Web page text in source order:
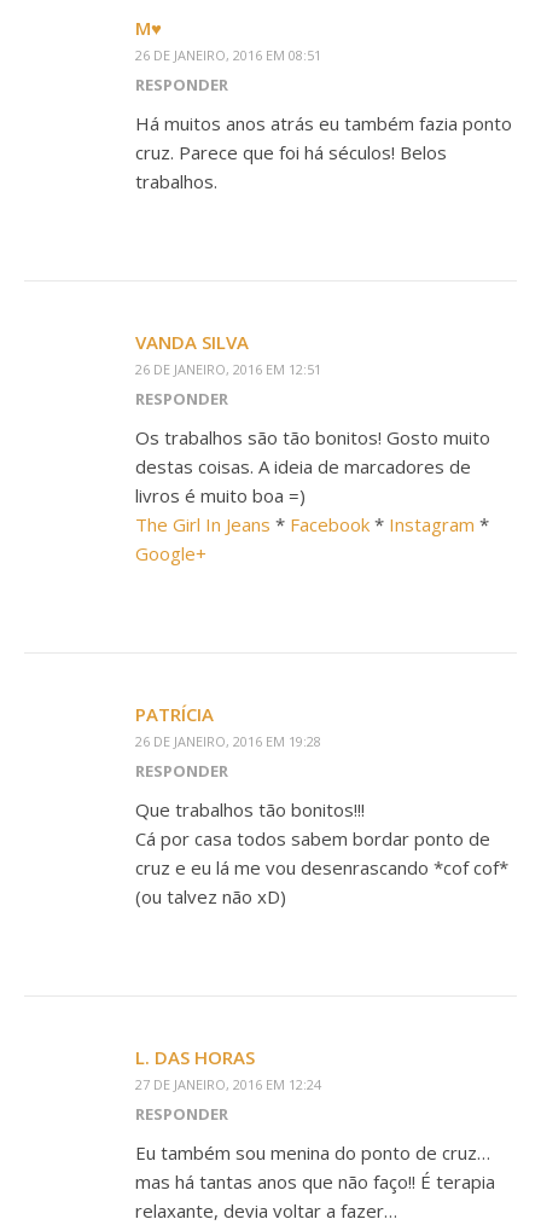
М♥
26 DE JANEIRO, 2016 EM 08:51
RESPONDER
Há muitos anos atrás eu também fazia ponto
cruz. Parece que foi há séculos! Belos
trabalhos.
VANDA SILVA
26 DE JANEIRO, 2016 EM 12:51
RESPONDER
Os trabalhos são tão bonitos! Gosto muito
destas coisas. A ideia de marcadores de
livros é muito boa =)
The Girl In Jeans * Facebook * Instagram *
Google+
PATRÍCIA
26 DE JANEIRO, 2016 EM 19:28
RESPONDER
Que trabalhos tão bonitos!!!
Cá por casa todos sabem bordar ponto de
cruz e eu lá me vou desenrascando *cof cof*
(ou talvez não xD)
L. DAS HORAS
27 DE JANEIRO, 2016 EM 12:24
RESPONDER
Eu também sou menina do ponto de cruz…
mas há tantas anos que não faço!! É terapia
relaxante, devia voltar a fazer…